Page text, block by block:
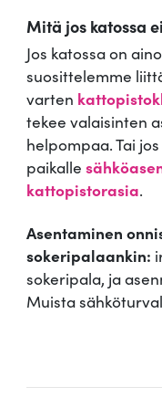
Mitä jos katossa
Jos katossa on
suosittelemme
varten
tekee valaisinten
helpompaa. Tai
paikalle
kattopistorasia.
Asentaminen
sokeripalaankin:
sokeripala, ja
Muista